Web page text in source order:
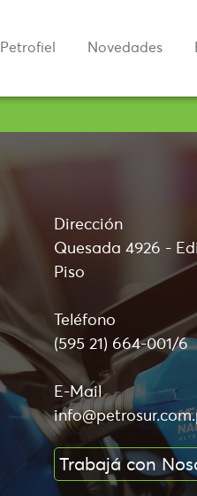
Petrofiel Novedades
Dirección
Quesada 4926 -
Piso
Teléfono
(595 21) 664-001/6
E-Mail
Trabajá con